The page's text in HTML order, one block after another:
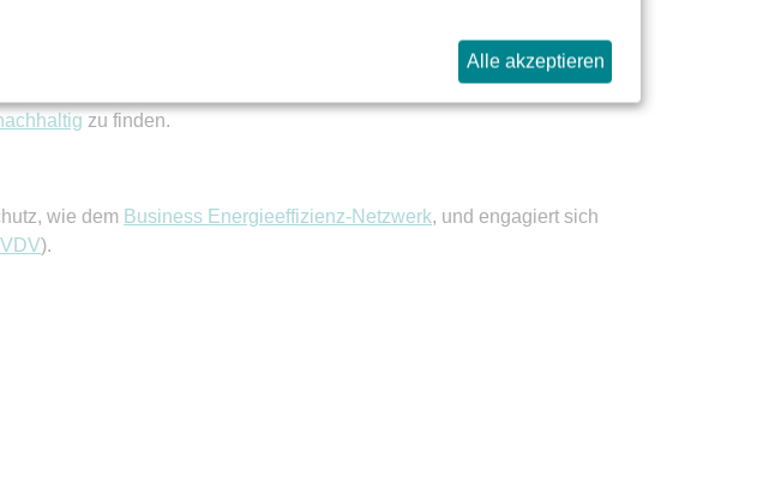
eine Nachhaltigkeitsstrategie, plant und steuert die
zu finden.
wie dem Business Energieeffizienz-Netzwerk, und engagiert sich
VDV).
Alle akzeptieren